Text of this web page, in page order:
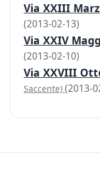
Via XXIII
(2013-02-13)
Via XXIV
(2013-02-10)
Via XXVIII
Saccente) (2013-